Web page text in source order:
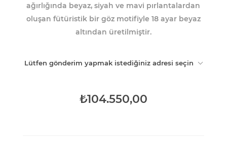
ağırlığında beyaz, siyah ve mavi pırlantalardan
oluşan fütüristik bir göz motifiyle 18 ayar beyaz
altından üretilmiştir.
Lütfen gönderim yapmak istediğiniz adresi seçin
₺104.550,00